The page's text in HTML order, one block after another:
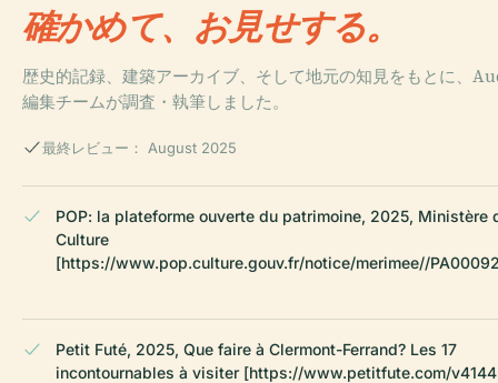
確かめて、お見せする。
歴史的記録、建築アーカイブ、そして地元の知見をもとに、
編集チームが調査・執筆しました。
最終レビュー： August 2025
POP: la plateforme ouverte du patrimoine, 2025, Ministère
Culture
[https://www.pop.culture.gouv.fr/notice/merimee//
Petit Futé, 2025, Que faire à Clermont-Ferrand? Les 17
incontournables à visiter [https://www.petitfute.com/